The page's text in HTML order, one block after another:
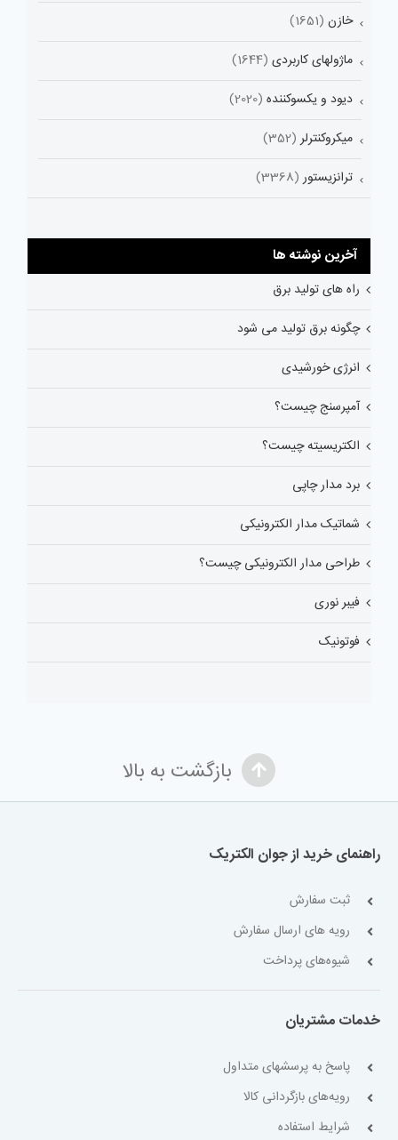
خازن (1651)
ماژولهای کاربردی (1644)
دیود و یکسوکننده (2020)
میکروکنترلر (352)
ترانزیستور (3368)
آخرین نوشته ها
راه های تولید برق
چگونه برق تولید می شود
انرژی خورشیدی
آمپرسنج چیست؟
الکتریسیته چیست؟
برد مدار چاپی
شماتیک مدار الکترونیکی
طراحی مدار الکترونیکی چیست؟
فیبر نوری
فوتونیک
بازگشت به بالا
راهنمای خرید از جوان الکتریک
ثبت سفارش
رویه های ارسال سفارش
شیوه‌های پرداخت
خدمات مشتریان
پاسخ به پرسشهای متداول
رویه‌های بازگردانی کالا
شرایط استفاده